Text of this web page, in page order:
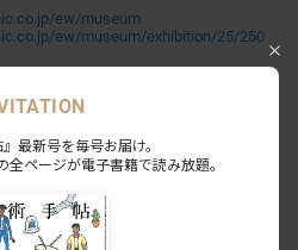
ew/museum
ew/museum/exhibition/25/250
最新号を毎号お届け。
ページが電子書籍で読み放題。